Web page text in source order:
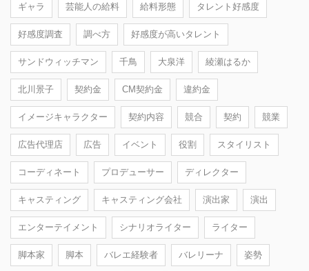
ギャラ 芸能人の給料 給料形態 タレント好感度
好感度調査 調べ方 好感度が高いタレント
サンドウィッチマン 千鳥 大泉洋 綾瀬はるか
北川景子 契約金 CM契約金 違約金
イメージキャラクター 契約内容 競合 契約 競業
広告代理店 広告 イベント 役割 スタイリスト
コーディネート プロデューサー ディレクター
キャスティング キャスティング会社 演出家 演出
エンターテイメント シナリオライター ライター
脚本家 脚本 バレエ経験者 バレリーナ 姿勢